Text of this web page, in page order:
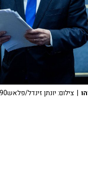
| צילום: יונתן זינדל/פלאש90